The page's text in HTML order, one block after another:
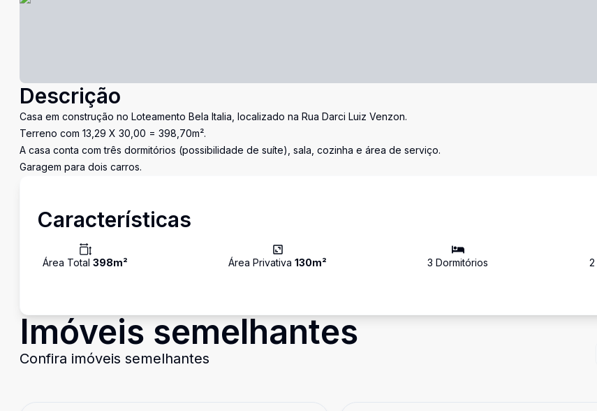
Descrição
Casa em construção no Loteamento Bela Italia, localizado na Rua Darci Luiz Venzon.
Terreno com 13,29 X 30,00 = 398,70m².
A casa conta com três dormitórios (possibilidade de suíte), sala, cozinha e área de serviço.
Garagem para dois carros.
Características
Área Total 398m² Área Privativa130m² 3 Dormitórios 2
Imóveis semelhantes
Confira imóveis semelhantes